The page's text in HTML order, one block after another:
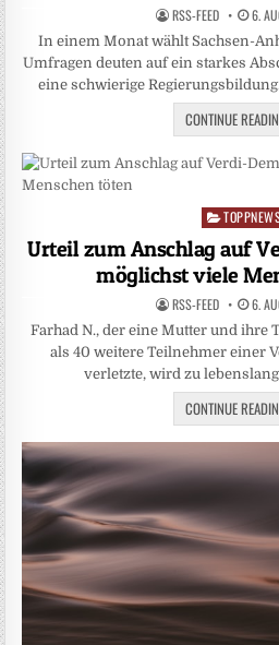
RSS-FEED 6.
In einem Monat wählt Sachsen-
Umfragen deuten auf ein starkes
eine schwierige
CONTINUE
Posted
Urteil zum Anschlag auf
möglichst viele
RSS-FEED 6.
Farhad N., der eine Mutter und ihre
als 40 weitere Teilnehmer einer
verletzte, wird zu
CONTINUE